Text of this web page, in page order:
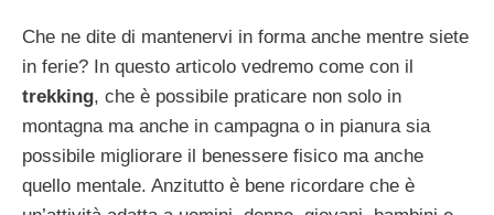
Che ne dite di mantenervi in forma anche mentre siete
in ferie? In questo articolo vedremo come con il
trekking, che è possibile praticare non solo in
montagna ma anche in campagna o in pianura sia
possibile migliorare il benessere fisico ma anche
quello mentale. Anzitutto è bene ricordare che è